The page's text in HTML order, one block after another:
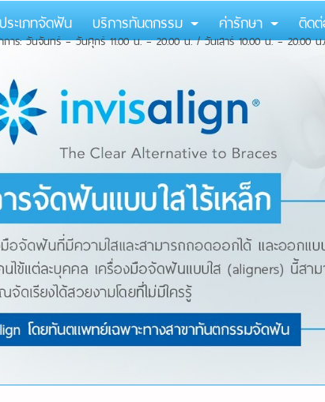
ประเภทจัดฟัน บริการทันตกรรม ค่ารักษา ติดต่
การ: วันจันทร์ – วันศุกร์ 11.00 น. – 20.00 น. / วันเสาร์ 10.00 น. – 20.00